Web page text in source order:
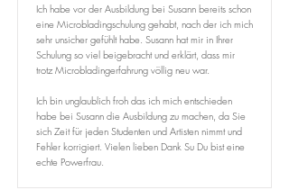
Ich habe vor der Ausbildung bei Susann bereits schon
eine Microbladingschulung gehabt, nach der ich mich
sehr unsicher gefühlt habe. Susann hat mir in Ihrer
Schulung so viel beigebracht und erklärt, dass mir
trotz Microbladingerfahrung völlig neu war. ​
Ich bin unglaublich froh das ich mich entschieden
habe bei Susann die Ausbildung zu machen, da Sie
sich Zeit für jeden Studenten und Artisten nimmt und
Fehler korrigiert. Vielen lieben Dank Su Du bist eine
echte Powerfrau.